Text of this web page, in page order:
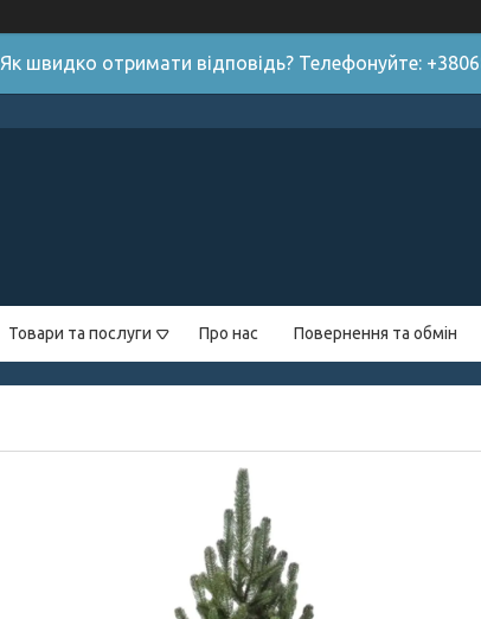
Як швидко отримати відповідь? Телефонуйте:
Товари та послуги Про нас Повернення та обмін